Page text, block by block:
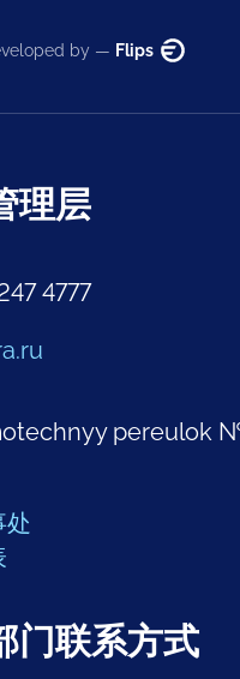
by — Flips
理层
4777
pereulok
处
门联系方式